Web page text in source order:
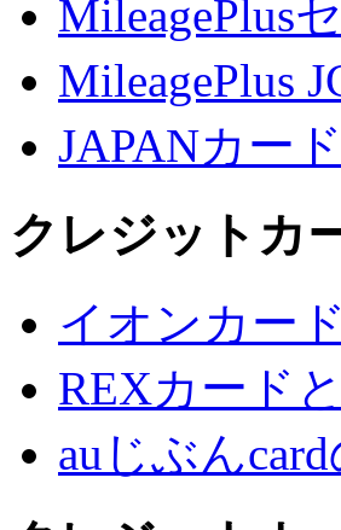
MileagePlus
MileagePlus
JAPANカー
クレジットカ
イオンカー
REXカード
auじぶん